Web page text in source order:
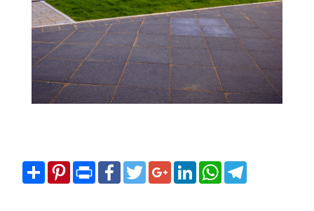
SharePinterestPrint FacebookTwitterGoogle+LinkedInWhatsApp